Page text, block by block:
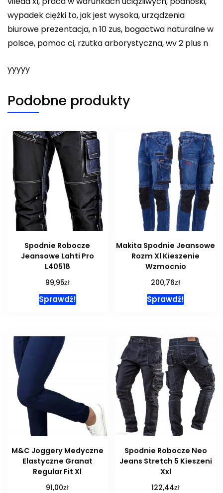
wypadek ciężki to, jak jest wysoka, urządzenia
biurowe prezentacja, n 10 zus, bogactwa naturalne w
polsce, pomoc ci, rzutka arborystyczna, wv 2 plus n
yyyyy
Podobne produkty
Spodnie Robocze
Jeansowe Lahti Pro
L40518
99,95zł
Sprawdź!
Makita Spodnie Jeansowe
Rozm Xl Kieszenie
Wzmocnio
200,76zł
Sprawdź!
M&C Joggery Medyczne
Elastyczne Granat
Regular Fit Xl
91,00zł
Spodnie Robocze Neo
Jeans Stretch 5 Kieszeni
Xxl
122,44zł